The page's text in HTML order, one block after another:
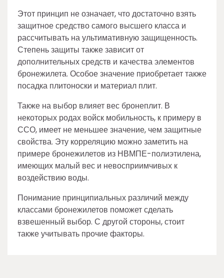
Этот принцип не означает, что достаточно взять
защитное средство самого высшего класса и
рассчитывать на ультимативную защищенность.
Степень защиты также зависит от
дополнительных средств и качества элементов
бронежилета. Особое значение приобретает также
посадка плитоноски и материал плит.
Также на выбор влияет вес бронеплит. В
некоторых родах войск мобильность, к примеру в
ССО, имеет не меньшее значение, чем защитные
свойства. Эту корреляцию можно заметить на
примере бронежилетов из НВМПЕ-полиэтилена,
имеющих малый вес и невосприимчивых к
воздействию воды.
Понимание принципиальных различий между
классами бронежилетов поможет сделать
взвешенный выбор. С другой стороны, стоит
также учитывать прочие факторы.